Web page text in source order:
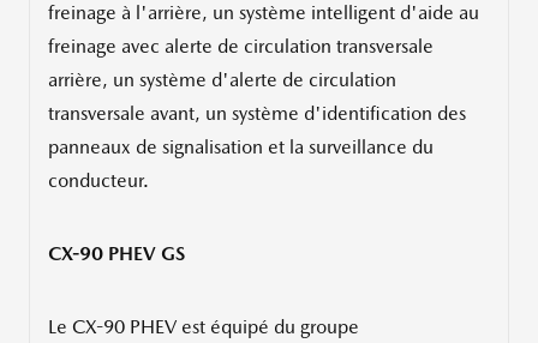
freinage à l'arrière, un système intelligent d'aide au
freinage avec alerte de circulation transversale
arrière, un système d'alerte de circulation
transversale avant, un système d'identification des
panneaux de signalisation et la surveillance du
conducteur.
CX-90 PHEV GS
Le CX-90 PHEV est équipé du groupe